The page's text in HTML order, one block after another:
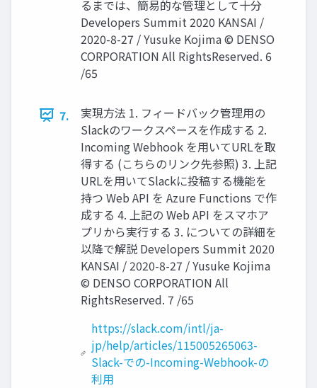
るまでは、簡易的な管理として十分
Developers Summit 2020 KANSAI /
2020-8-27 / Yusuke Kojima © DENSO
CORPORATION All RightsReserved. 6
/65
7.
実現方法 1. フィードバック管理用の
Slackのワークスペースを作成する 2.
Incoming Webhook を用いてURLを取
得する (こちらのリンク先参照) 3. 上記
URLを用いてSlackに投稿する機能を
持つ Web API を Azure Functions で作
成する 4. 上記の Web API をスマホア
プリから実行する 3. についての詳細を
以降で解説 Developers Summit 2020
KANSAI / 2020-8-27 / Yusuke Kojima
© DENSO CORPORATION All
RightsReserved. 7 /65
https://slack.com/intl/ja-
jp/help/articles/115005265063-
Slack-での-Incoming-Webhook-の
利用